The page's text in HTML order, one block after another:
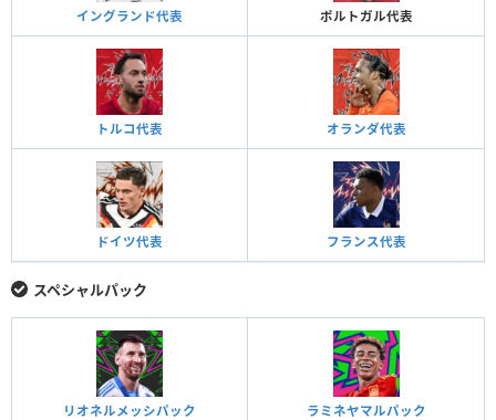
イングランド代表 ポルトガル代表
トルコ代表 オランダ代表
ドイツ代表 フランス代表
スペシャルパック
リオネルメッシパック ラミネヤマルパック